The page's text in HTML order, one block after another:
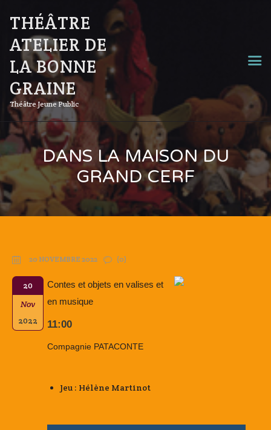
THÉÂTRE
ATELIER DE
LA BONNE
GRAINE
Théâtre Jeune Public
DANS LA MAISON DU
GRAND CERF
20 NOVEMBRE 2022 (0)
20
Nov
2022
Contes et objets en valises et
en musique
11:00
Compagnie PATACONTE
Jeu : Hélène Martinot